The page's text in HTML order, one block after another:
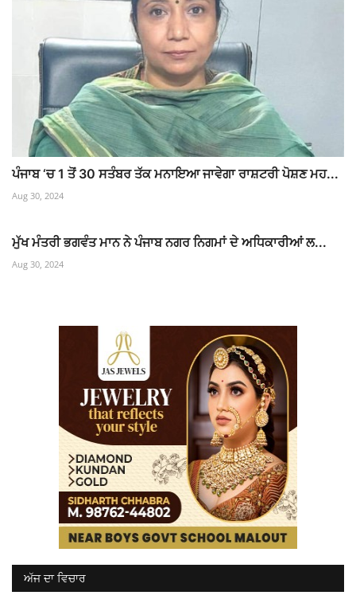
ਪੰਜਾਬ ‘ਚ 1 ਤੋਂ 30 ਸਤੰਬਰ ਤੱਕ ਮਨਾਇਆ ਜਾਵੇਗਾ ਰਾਸ਼ਟਰੀ ਪੋਸ਼ਣ ਮਹ...
Aug 30, 2024
ਮੁੱਖ ਮੰਤਰੀ ਭਗਵੰਤ ਮਾਨ ਨੇ ਪੰਜਾਬ ਨਗਰ ਨਿਗਮਾਂ ਦੇ ਅਧਿਕਾਰੀਆਂ ਲ...
Aug 30, 2024
ਅੱਜ ਦਾ ਵਿਚਾਰ